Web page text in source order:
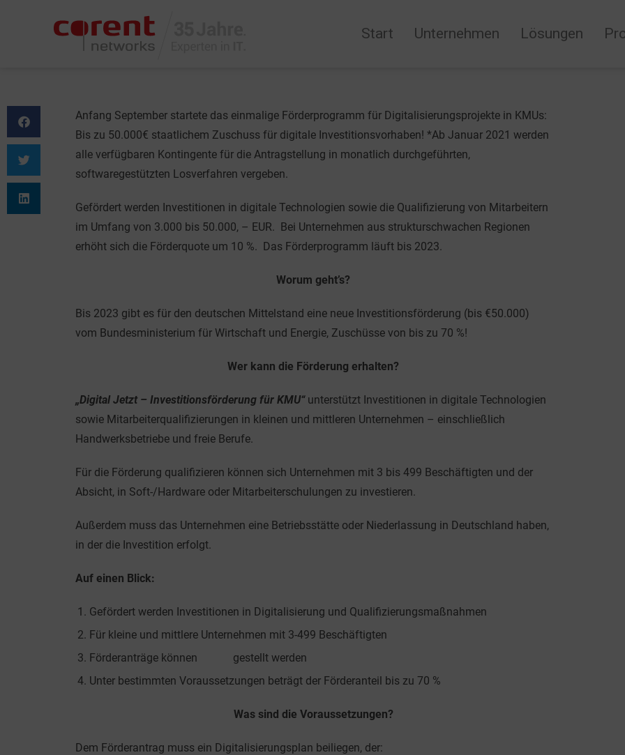
Start Unternehmen Lösungen
Anfang September startete das einmalige Förderprogramm für Digitalisierungsprojekte in KMUs:
Bis zu 50.000€ staatlichem Zuschuss für digitale Investitionsvorhaben! *Ab Januar 2021 werden
alle verfügbaren Kontingente für die Antragstellung in monatlich durchgeführten,
softwaregestützten Losverfahren vergeben.
Gefördert werden Investitionen in digitale Technologien sowie die Qualifizierung von Mitarbeitern
im Umfang von 3.000 bis 50.000, – EUR. Bei Unternehmen aus strukturschwachen Regionen
erhöht sich die Förderquote um 10 %. Das Förderprogramm läuft bis 2023.
Worum geht’s?
Bis 2023 gibt es für den deutschen Mittelstand eine neue Investitionsförderung (bis €50.000)
vom Bundesministerium für Wirtschaft und Energie, Zuschüsse von bis zu 70 %!
Wer kann die Förderung erhalten?
„Digital Jetzt – Investitionsförderung für KMU“unterstützt Investitionen in digitale Technologien
sowie Mitarbeiterqualifizierungen in kleinen und mittleren Unternehmen – einschließlich
Handwerksbetriebe und freie Berufe.
Für die Förderung qualifizieren können sich Unternehmen mit 3 bis 499 Beschäftigten und der
Absicht, in Soft-/Hardware oder Mitarbeiterschulungen zu investieren.
Außerdem muss das Unternehmen eine Betriebsstätte oder Niederlassung in Deutschland haben,
in der die Investition erfolgt.
Auf einen Blick:
Gefördert werden Investitionen in Digitalisierung und Qualifizierungsmaßnahmen
Für kleine und mittlere Unternehmen mit 3-499 Beschäftigten
Förderanträge können
gestellt werden
Unter bestimmten Voraussetzungen beträgt der Förderanteil bis zu 70 %
Was sind die Voraussetzungen?
Dem Förderantrag muss ein Digitalisierungsplan beiliegen, der: